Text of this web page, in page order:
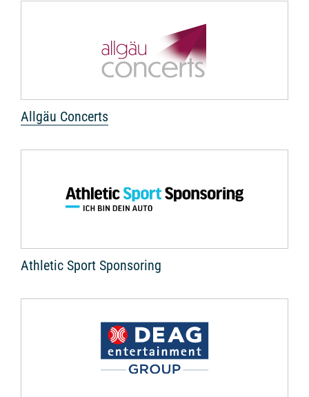
Allgäu Concerts
Athletic Sport Sponsoring